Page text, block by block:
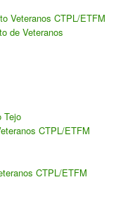
Veteranos CTPL/ETFM
de Veteranos
Tejo
CTPL/ETFM
CTPL/ETFM